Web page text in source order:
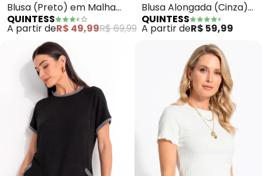
Blusa (Preto) em Malha
de Viscose
QUINTESS
A partir deR$ 49,99R$ 69,99
Blusa Alongada (Cinza)
com Barra
Arrendondada
QUINTESS
A partir deR$ 59,99